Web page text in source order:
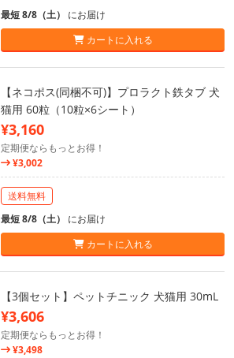
最短 8/8（土） にお届け
カートに入れる
【ネコポス(同梱不可)】プロラクト鉄タブ 犬
猫用 60粒（10粒×6シート）
¥3,160
定期便ならもっとお得！
¥3,002
送料無料
最短 8/8（土） にお届け
カートに入れる
【3個セット】ペットチニック 犬猫用 30mL
¥3,606
定期便ならもっとお得！
¥3,498